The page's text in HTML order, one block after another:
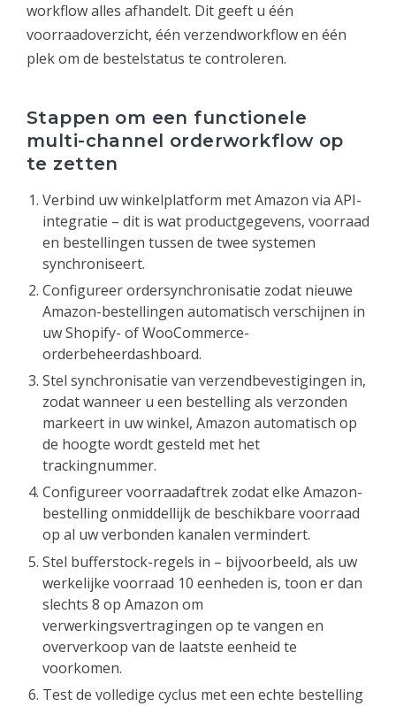
workflow alles afhandelt. Dit geeft u één
voorraadoverzicht, één verzendworkflow en één
plek om de bestelstatus te controleren.
Stappen om een functionele
multi-channel orderworkflow op
te zetten
Verbind uw winkelplatform met Amazon via API-
integratie – dit is wat productgegevens, voorraad
en bestellingen tussen de twee systemen
synchroniseert.
Configureer ordersynchronisatie zodat nieuwe
Amazon-bestellingen automatisch verschijnen in
uw Shopify- of WooCommerce-
orderbeheerdashboard.
Stel synchronisatie van verzendbevestigingen in,
zodat wanneer u een bestelling als verzonden
markeert in uw winkel, Amazon automatisch op
de hoogte wordt gesteld met het
trackingnummer.
Configureer voorraadaftrek zodat elke Amazon-
bestelling onmiddellijk de beschikbare voorraad
op al uw verbonden kanalen vermindert.
Stel bufferstock-regels in – bijvoorbeeld, als uw
werkelijke voorraad 10 eenheden is, toon er dan
slechts 8 op Amazon om
verwerkingsvertragingen op te vangen en
oververkoop van de laatste eenheid te
voorkomen.
Test de volledige cyclus met een echte bestelling